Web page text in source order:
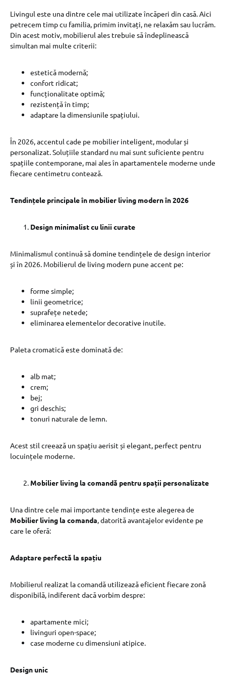
Livingul este una dintre cele mai utilizate încăperi din casă. Aici
petrecem timp cu familia, primim invitați, ne relaxăm sau lucrăm.
Din acest motiv, mobilierul ales trebuie să îndeplinească
simultan mai multe criterii:
estetică modernă;
confort ridicat;
funcționalitate optimă;
rezistență în timp;
adaptare la dimensiunile spațiului.
În 2026, accentul cade pe mobilier inteligent, modular și
personalizat. Soluțiile standard nu mai sunt suficiente pentru
spațiile contemporane, mai ales în apartamentele moderne unde
fiecare centimetru contează.
Tendințele principale în mobilier living modern în 2026
Design minimalist cu linii curate
Minimalismul continuă să domine tendințele de design interior
și în 2026. Mobilierul de living modern pune accent pe:
forme simple;
linii geometrice;
suprafețe netede;
eliminarea elementelor decorative inutile.
Paleta cromatică este dominată de:
alb mat;
crem;
bej;
gri deschis;
tonuri naturale de lemn.
Acest stil creează un spațiu aerisit și elegant, perfect pentru
locuințele moderne.
Mobilier living la comandă pentru spații personalizate
Una dintre cele mai importante tendințe este alegerea de
Mobilier living la comanda, datorită avantajelor evidente pe
care le oferă:
Adaptare perfectă la spațiu
Mobilierul realizat la comandă utilizează eficient fiecare zonă
disponibilă, indiferent dacă vorbim despre:
apartamente mici;
livinguri open-space;
case moderne cu dimensiuni atipice.
Design unic